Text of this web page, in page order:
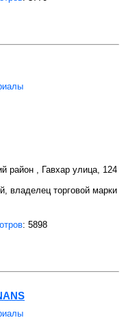
район , Гавхар улица, 124
владелец торговой марки
: 5898